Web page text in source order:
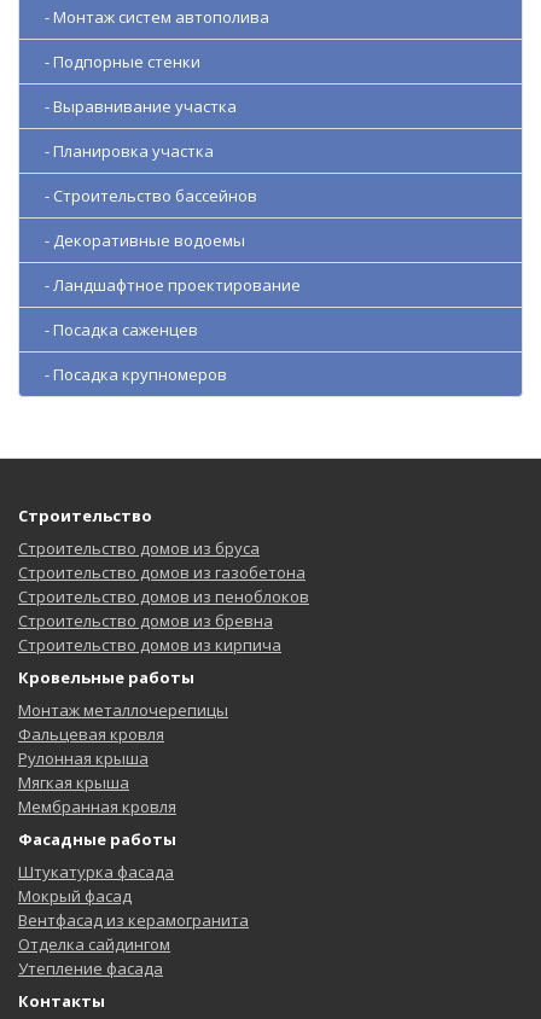
- Монтаж систем автополива
- Подпорные стенки
- Выравнивание участка
- Планировка участка
- Строительство бассейнов
- Декоративные водоемы
- Ландшафтное проектирование
- Посадка саженцев
- Посадка крупномеров
Строительство
Строительство домов из бруса
Строительство домов из газобетона
Строительство домов из пеноблоков
Строительство домов из бревна
Строительство домов из кирпича
Кровельные работы
Монтаж металлочерепицы
Фальцевая кровля
Рулонная крыша
Мягкая крыша
Мембранная кровля
Фасадные работы
Штукатурка фасада
Мокрый фасад
Вентфасад из керамогранита
Отделка сайдингом
Утепление фасада
Контакты